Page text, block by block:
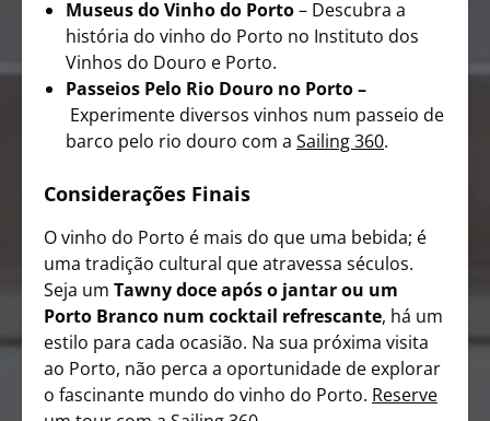
Museus do Vinho do Porto– Descubra a
história do vinho do Porto no Instituto dos
Vinhos do Douro e Porto.
Passeios Pelo Rio Douro no Porto –
Experimente diversos vinhos num passeio de
barco pelo rio douro com a Sailing 360.
Considerações Finais
O vinho do Porto é mais do que uma bebida; é
uma tradição cultural que atravessa séculos.
Seja um Tawny doce após o jantar ou um
Porto Branco num cocktail refrescante, há um
estilo para cada ocasião. Na sua próxima visita
ao Porto, não perca a oportunidade de explorar
o fascinante mundo do vinho do Porto. Reserve